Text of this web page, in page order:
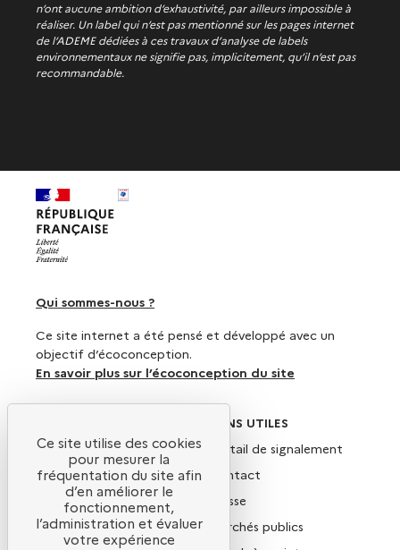
n’ont aucune ambition d’exhaustivité, par ailleurs impossible à
réaliser. Un label qui n’est pas mentionné sur les pages internet
de l’ADEME dédiées à ces travaux d’analyse de labels
environnementaux ne signifie pas, implicitement, qu’il n’est pas
recommandable.
Qui sommes-nous ?
Ce site internet a été pensé et développé avec un
objectif d’écoconception.
En savoir plus sur l’écoconception du site
X
Linkedin
Instagram
YouTube
LIENS UTILES
Portail de signalement
Contact
Presse
Marchés publics
Ce site utilise des cookies
pour mesurer la
fréquentation du site afin
d’en améliorer le
fonctionnement,
l’administration et évaluer
votre expérience